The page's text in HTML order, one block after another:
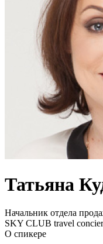
Татьяна
Начальник отдела
SKY CLUB travel
О спикере